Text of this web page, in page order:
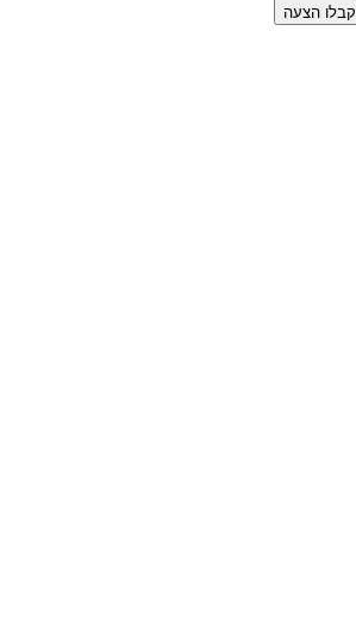
קבלו הצעה